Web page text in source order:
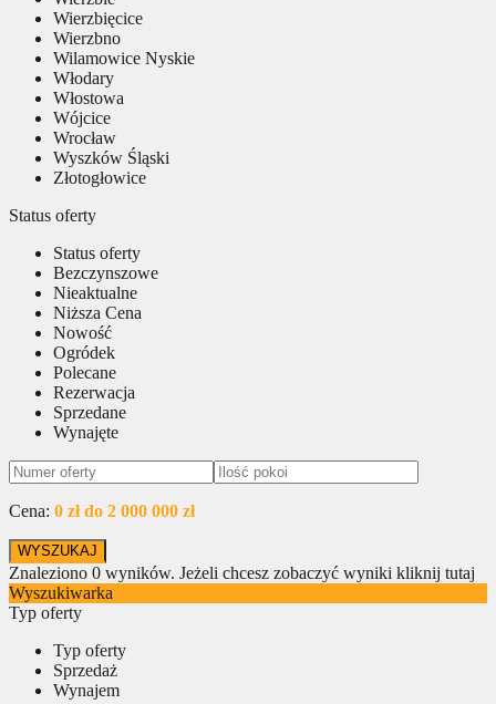
Wierzbięcice
Wierzbno
Wilamowice Nyskie
Włodary
Włostowa
Wójcice
Wrocław
Wyszków Śląski
Złotogłowice
Status oferty
Status oferty
Bezczynszowe
Nieaktualne
Niższa Cena
Nowość
Ogródek
Polecane
Rezerwacja
Sprzedane
Wynajęte
Cena: 0 zł do 2 000 000 zł
Znaleziono 0 wyników. Jeżeli chcesz zobaczyć wyniki kliknij tutaj
Wyszukiwarka
Typ oferty
Typ oferty
Sprzedaż
Wynajem